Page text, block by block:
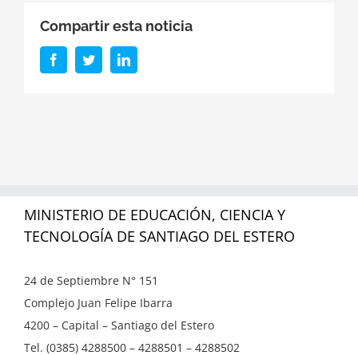
Compartir esta noticia
FacebookTwitterLinkedIn
MINISTERIO DE EDUCACIÓN, CIENCIA Y
TECNOLOGÍA DE SANTIAGO DEL ESTERO
24 de Septiembre N° 151
Complejo Juan Felipe Ibarra
4200 – Capital – Santiago del Estero
Tel. (0385) 4288500 – 4288501 – 4288502